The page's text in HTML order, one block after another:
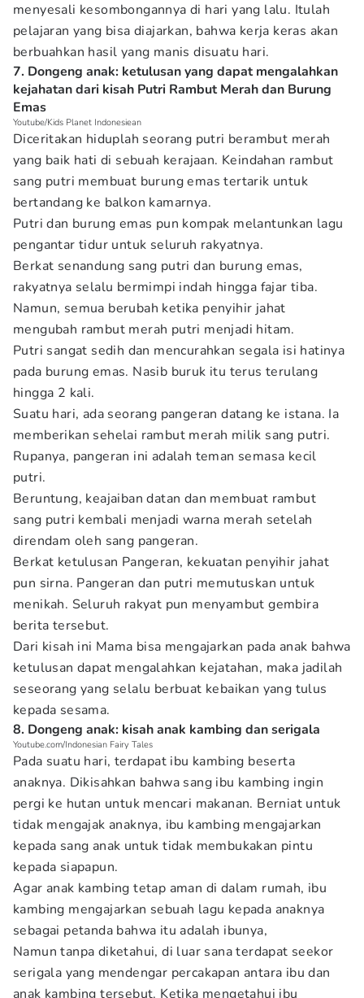
menyesali kesombongannya di hari yang lalu. Itulah
pelajaran yang bisa diajarkan, bahwa kerja keras akan
berbuahkan hasil yang manis disuatu hari.
7. Dongeng anak: ketulusan yang dapat mengalahkan
kejahatan dari kisah Putri Rambut Merah dan Burung
Emas
Youtube/Kids Planet Indonesiean
Diceritakan hiduplah seorang putri berambut merah
yang baik hati di sebuah kerajaan. Keindahan rambut
sang putri membuat burung emas tertarik untuk
bertandang ke balkon kamarnya.
Putri dan burung emas pun kompak melantunkan lagu
pengantar tidur untuk seluruh rakyatnya.
Berkat senandung sang putri dan burung emas,
rakyatnya selalu bermimpi indah hingga fajar tiba.
Namun, semua berubah ketika penyihir jahat
mengubah rambut merah putri menjadi hitam.
Putri sangat sedih dan mencurahkan segala isi hatinya
pada burung emas. Nasib buruk itu terus terulang
hingga 2 kali.
Suatu hari, ada seorang pangeran datang ke istana. Ia
memberikan sehelai rambut merah milik sang putri.
Rupanya, pangeran ini adalah teman semasa kecil
putri.
Beruntung, keajaiban datan dan membuat rambut
sang putri kembali menjadi warna merah setelah
direndam oleh sang pangeran.
Berkat ketulusan Pangeran, kekuatan penyihir jahat
pun sirna. Pangeran dan putri memutuskan untuk
menikah. Seluruh rakyat pun menyambut gembira
berita tersebut.
Dari kisah ini Mama bisa mengajarkan pada anak bahwa
ketulusan dapat mengalahkan kejatahan, maka jadilah
seseorang yang selalu berbuat kebaikan yang tulus
kepada sesama.
8. Dongeng anak: kisah anak kambing dan serigala
Youtube.com/Indonesian Fairy Tales
Pada suatu hari, terdapat ibu kambing beserta
anaknya. Dikisahkan bahwa sang ibu kambing ingin
pergi ke hutan untuk mencari makanan. Berniat untuk
tidak mengajak anaknya, ibu kambing mengajarkan
kepada sang anak untuk tidak membukakan pintu
kepada siapapun.
Agar anak kambing tetap aman di dalam rumah, ibu
kambing mengajarkan sebuah lagu kepada anaknya
sebagai petanda bahwa itu adalah ibunya,
Namun tanpa diketahui, di luar sana terdapat seekor
serigala yang mendengar percakapan antara ibu dan
anak kambing tersebut. Ketika mengetahui ibu